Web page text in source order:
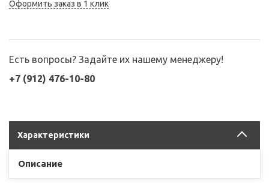
Оформить заказ в 1 клик
Есть вопросы? Задайте их нашему менеджеру!
+7 (912) 476-10-80
Характеристики
Описание